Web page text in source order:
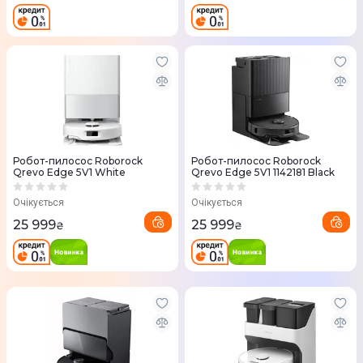
Робот-пилосос Roborock
Qrevo Edge 5V1 White
Очікується
25 999₴
Робот-пилосос Roborock
Qrevo Edge 5V1 1142181 Black
Очікується
25 999₴